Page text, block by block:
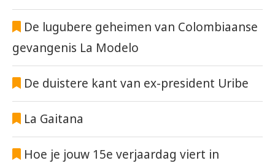
De lugubere geheimen van Colombiaanse
gevangenis La Modelo
De duistere kant van ex-president Uribe
La Gaitana
Hoe je jouw 15e verjaardag viert in